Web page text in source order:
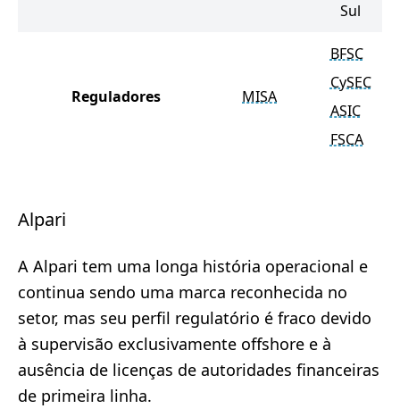
Sul
Reguladores MISA
BFSC
CySEC
ASIC
FSCA
Alpari
A Alpari tem uma longa história operacional e
continua sendo uma marca reconhecida no
setor, mas seu perfil regulatório é fraco devido
à supervisão exclusivamente offshore e à
ausência de licenças de autoridades financeiras
de primeira linha.